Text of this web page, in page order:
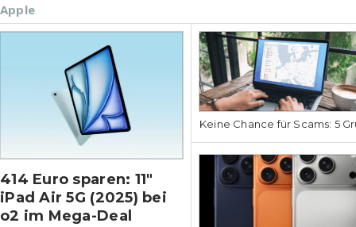
Apple
414 Euro sparen: 11″
iPad Air 5G (2025) bei
o2 im Mega-Deal
Keine Chance für Scams: 5